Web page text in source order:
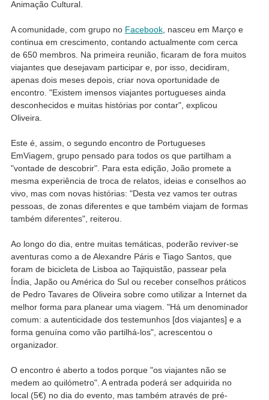
Animação Cultural.
A comunidade, com grupo no Facebook, nasceu em Março e
continua em crescimento, contando actualmente com cerca
de 650 membros. Na primeira reunião, ficaram de fora muitos
viajantes que desejavam participar e, por isso, decidiram,
apenas dois meses depois, criar nova oportunidade de
encontro. "Existem imensos viajantes portugueses ainda
desconhecidos e muitas histórias por contar", explicou
Oliveira.
Este é, assim, o segundo encontro de Portugueses
EmViagem, grupo pensado para todos os que partilham a
"vontade de descobrir". Para esta edição, João promete a
mesma experiência de troca de relatos, ideias e conselhos ao
vivo, mas com novas histórias: "Desta vez vamos ter outras
pessoas, de zonas diferentes e que também viajam de formas
também diferentes", reiterou.
Ao longo do dia, entre muitas temáticas, poderão reviver-se
aventuras como a de Alexandre Páris e Tiago Santos, que
foram de bicicleta de Lisboa ao Tajiquistão, passear pela
Índia, Japão ou América do Sul ou receber conselhos práticos
de Pedro Tavares de Oliveira sobre como utilizar a Internet da
melhor forma para planear uma viagem. "Há um denominador
comum: a autenticidade dos testemunhos [dos viajantes] e a
forma genuína como vão partilhá-los", acrescentou o
organizador.
O encontro é aberto a todos porque "os viajantes não se
medem ao quilómetro". A entrada poderá ser adquirida no
local (5€) no dia do evento, mas também através de pré-